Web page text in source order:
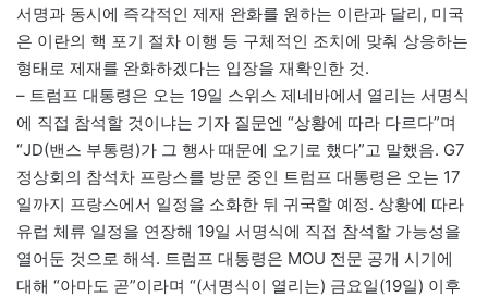
서명과 동시에 즉각적인 제재 완화를 원하는 이란과 달리, 미국
은 이란의 핵 포기 절차 이행 등 구체적인 조치에 맞춰 상응하는
형태로 제재를 완화하겠다는 입장을 재확인한 것.
– 트럼프 대통령은 오는 19일 스위스 제네바에서 열리는 서명식
에 직접 참석할 것이냐는 기자 질문엔 “상황에 따라 다르다”며
“JD(밴스 부통령)가 그 행사 때문에 오기로 했다”고 말했음. G7
정상회의 참석차 프랑스를 방문 중인 트럼프 대통령은 오는 17
일까지 프랑스에서 일정을 소화한 뒤 귀국할 예정. 상황에 따라
유럽 체류 일정을 연장해 19일 서명식에 직접 참석할 가능성을
열어둔 것으로 해석. 트럼프 대통령은 MOU 전문 공개 시기에
대해 “아마도 곧”이라며 “(서명식이 열리는) 금요일(19일) 이후